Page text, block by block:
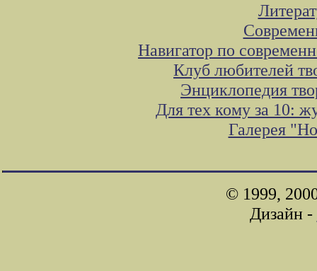
Навигатор по
Клуб любителей
Энциклопедия
Для тех кому за 10:
Галерея
© 1999,
Дизайн -